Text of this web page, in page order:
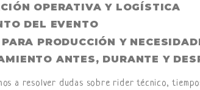
OPERATIVA Y LOGÍSTICA
DEL EVENTO
PRODUCCIÓN Y
ANTES, DURANTE Y
a resolver dudas sobre rider técnico,